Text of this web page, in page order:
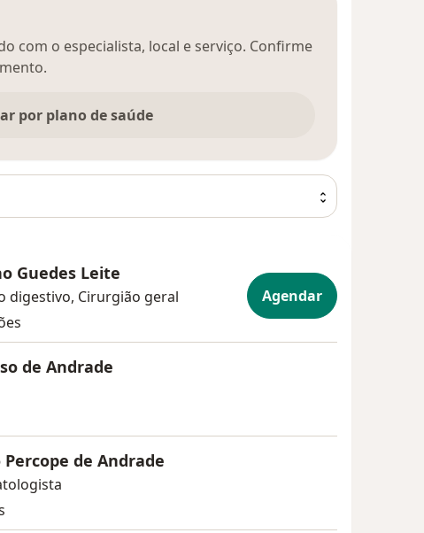
com o especialista, local e serviço. Confirme
por plano de saúde
Guedes Leite
digestivo, Cirurgião geral
Agendar
de Andrade
de Andrade